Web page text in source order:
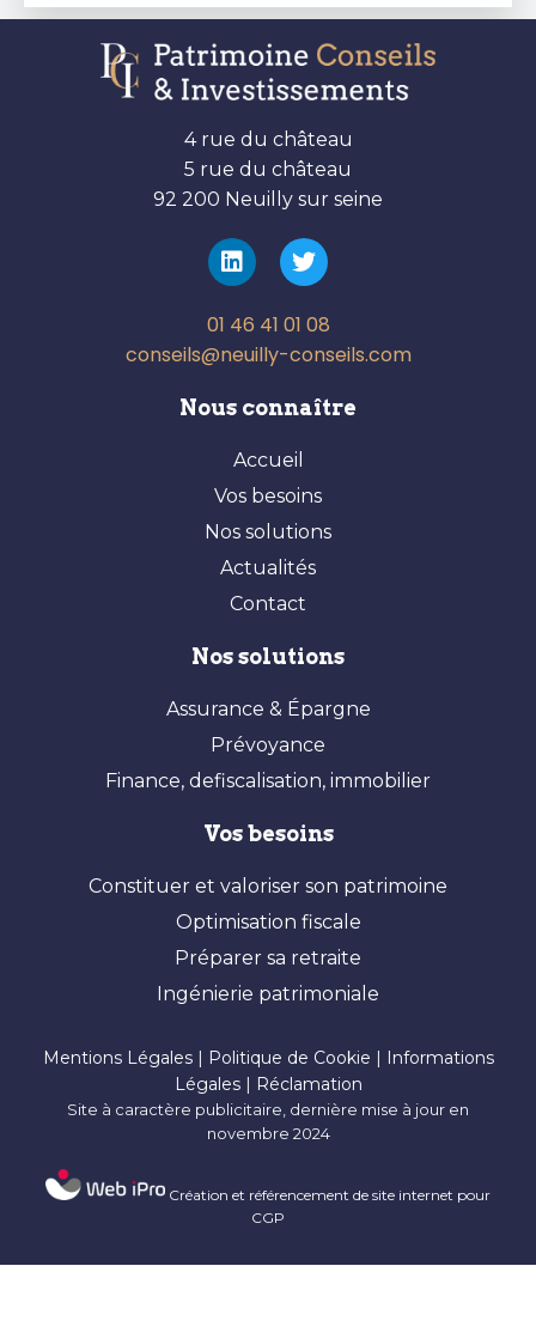
4 rue du château
5 rue du château
92 200 Neuilly sur seine
01 46 41 01 08
conseils@neuilly-conseils.com
Nous connaître
Accueil
Vos besoins
Nos solutions
Actualités
Contact
Nos solutions
Assurance & Épargne
Prévoyance
Finance, defiscalisation, immobilier
Vos besoins
Constituer et valoriser son patrimoine
Optimisation fiscale
Préparer sa retraite
Ingénierie patrimoniale
Mentions Légales| Politique de Cookie | Informations
Légales | Réclamation
Site à caractère publicitaire, dernière mise à jour en
novembre 2024
Création et référencement de site internet pour
CGP